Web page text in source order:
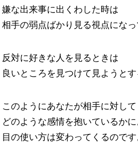
嫌な出来事に出くわした時は
相手の弱点ばかり見る視点になっ
反対に好きな人を見るときは
良いところを見つけて見ようとす
このようにあなたが相手に対して
どのような感情を抱いているか
目の使い方は変わってくるのです